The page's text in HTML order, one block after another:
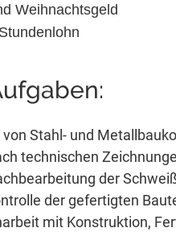
Weihnachtsgeld
Stahl- und
technischen
der
der gefertigten
mit Konstruktion,